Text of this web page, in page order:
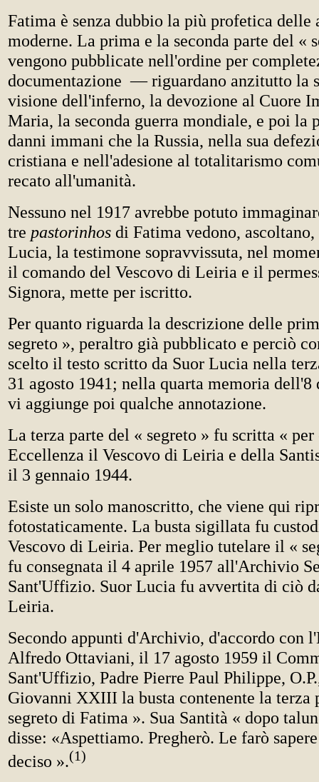
Fatima è senza dubbio la più profetica delle
moderne. La prima e la seconda parte del
vengono pubblicate nell'ordine per
documentazione — riguardano anzitutto la
visione dell'inferno, la devozione al Cuore
Maria, la seconda guerra mondiale, e poi la
danni immani che la Russia, nella sua
cristiana e nell'adesione al totalitarismo
recato all'umanità.
Nessuno nel 1917 avrebbe potuto
tre pastorinhos di Fatima vedono,
Lucia, la testimone sopravvissuta, nel
il comando del Vescovo di Leiria e il
Signora, mette per iscritto.
Per quanto riguarda la descrizione delle
segreto », peraltro già pubblicato e perciò
scelto il testo scritto da Suor Lucia nella
31 agosto 1941; nella quarta memoria dell'8
vi aggiunge poi qualche annotazione.
La terza parte del « segreto » fu scritta «
Eccellenza il Vescovo di Leiria e della
il 3 gennaio 1944.
Esiste un solo manoscritto, che viene qui
fotostaticamente. La busta sigillata fu
Vescovo di Leiria. Per meglio tutelare il «
fu consegnata il 4 aprile 1957 all'Archivio
Sant'Uffizio. Suor Lucia fu avvertita di ciò
Leiria.
Secondo appunti d'Archivio, d'accordo con
Alfredo Ottaviani, il 17 agosto 1959 il
Sant'Uffizio, Padre Pierre Paul Philippe,
Giovanni XXIII la busta contenente la terza
segreto di Fatima ». Sua Santità « dopo
disse: «Aspettiamo. Pregherò. Le farò
deciso ».(1)